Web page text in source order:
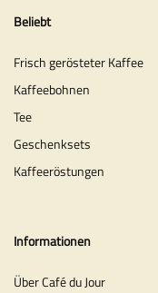
Beliebt
Frisch gerösteter Kaffee
Kaffeebohnen
Tee
Geschenksets
Kaffeeröstungen
Informationen
Über Café du Jour